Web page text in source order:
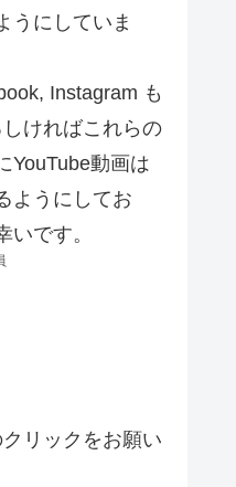
うにしていま
Instagram も
ければこれらの
YouTube動画は
ようにしてお
いです。
リックをお願い